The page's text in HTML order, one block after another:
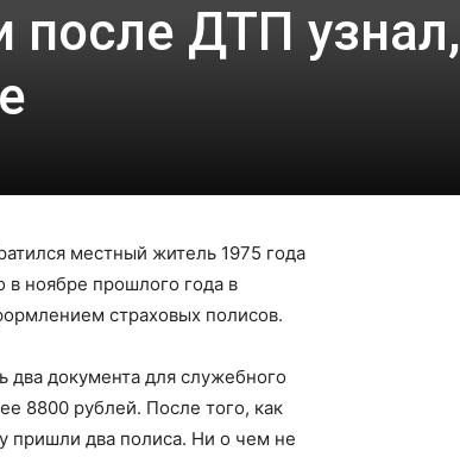
после ДТП узнал,
местный житель 1975 года
в ноябре прошлого года в
страховых полисов.
документа для служебного
8800 рублей. После того, как
пришли два полиса. Ни о чем не